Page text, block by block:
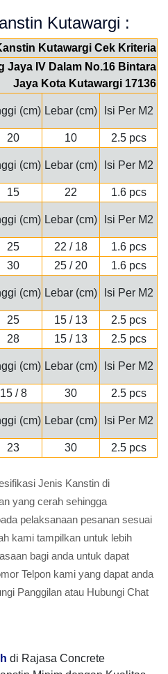
Kutawargi :
Kutawargi Cek Kriteria
Jaya IV Dalam No.16 Bintara
Jaya Kota Kutawargi 17136
(cm) Lebar (cm) Isi Per M2
20 10
2.5 pcs
(cm) Lebar (cm) Isi Per M2
15 22
1.6 pcs
(cm) Lebar (cm) Isi Per M2
25 22 / 18
1.6 pcs
30 25 / 20
1.6 pcs
(cm) Lebar (cm) Isi Per M2
25 15 / 13
2.5 pcs
28 15 / 13
2.5 pcs
(cm) Lebar (cm) Isi Per M2
15 / 8 30
2.5 pcs
(cm) Lebar (cm) Isi Per M2
23 30 2.5 pcs
Jenis Kanstin di
yang cerah sehingga
pelaksanaan pesanan sesuai
kami tampilkan untuk lebih
bagi anda untuk dapat
Telpon kami yang dapat anda
Panggilan atau Hubungi Chat
di Rajasa Concrete